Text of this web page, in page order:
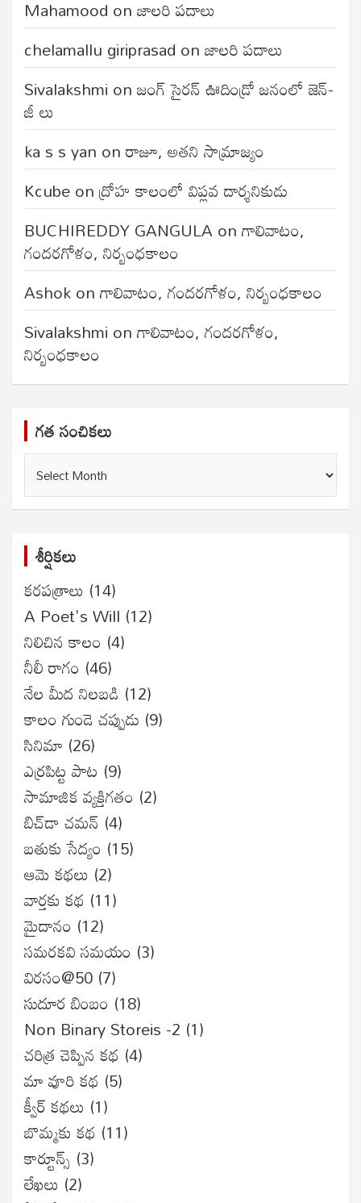
Mahamood onజాలరి పదాలు
chelamallu giriprasad onజాలరి పదాలు
Sivalakshmi onజంగ్‌ సైరన్‌ ఊదిండ్రో జనంలో జెన్-
జీ లు
ka s s yan onరాజూ, అతని సామ్రాజ్యం
Kcubeonద్రోహ కాలంలో విప్లవ దార్శనికుడు
BUCHIREDDY GANGULA onగాలివాటం,
గందరగోళం, నిర్బంధకాలం
Ashokonగాలివాటం, గందరగోళం, నిర్బంధకాలం
Sivalakshmi onగాలివాటం, గందరగోళం,
నిర్బంధకాలం
గత సంచికలు
గత
సంచికలు
శీర్షికలు
కరపత్రాలు (14)
A Poet's Will (12)
నిలిచిన కాలం (4)
నీలీ రాగం (46)
నేల మీద నిలబడి (12)
కాలం గుండె చప్పుడు (9)
సినిమా (26)
ఎర్రపిట్ట పాట (9)
సామాజిక వ్యక్తిగతం (2)
బిచ్‌డా చమన్ (4)
బతుకు సేద్యం (15)
ఆమె కథలు (2)
వార్తకు కథ (11)
మైదానం (12)
సమరకవి సమయం (3)
విరసం@50 (7)
సుదూర బింబం (18)
Non Binary Storeis -2 (1)
చరిత్ర చెప్పిన కథ (4)
మా వూరి కథ (5)
క్వీర్ కథలు (1)
బొమ్మకు కథ (11)
కార్టూన్స్ (3)
లేఖలు (2)